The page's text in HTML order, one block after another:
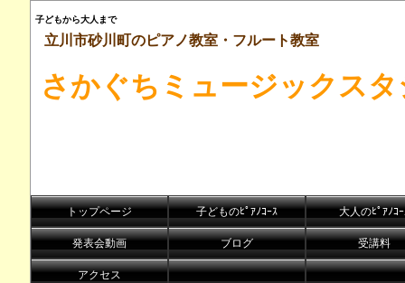
子どもから大人まで
立川市砂川町のピアノ教室・フルート教室
さかぐちミュージックス
トップページ 子どものﾋﾟｱﾉｺｰｽ 大人のﾋﾟｱﾉｺ
発表会動画 ブログ 受講料
アクセス